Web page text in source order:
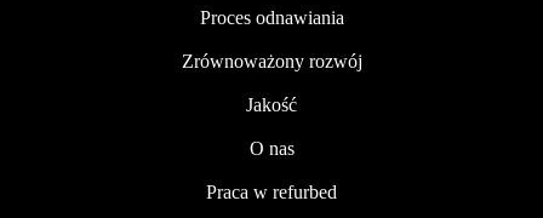
Proces odnawiania
Zrównoważony rozwój
Jakość
O nas
Praca w refurbed